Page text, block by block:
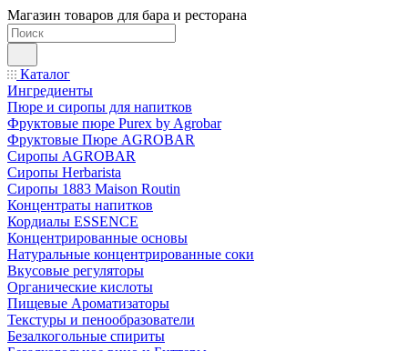
Магазин товаров для бара и ресторана
Каталог
Ингредиенты
Пюре и сиропы для напитков
Фруктовые пюре Purex by Agrobar
Фруктовые Пюре AGROBAR
Сиропы AGROBAR
Сиропы Herbarista
Сиропы 1883 Maison Routin
Концентраты напитков
Кордиалы ESSENCE
Концентрированные основы
Натуральные концентрированные соки
Вкусовые регуляторы
Органические кислоты
Пищевые Ароматизаторы
Текстуры и пенообразователи
Безалкогольные спириты